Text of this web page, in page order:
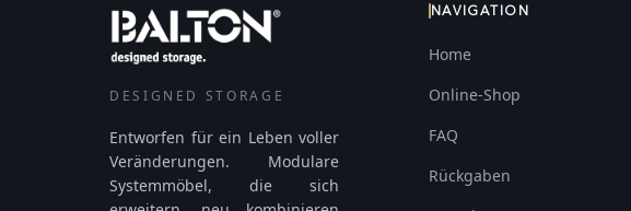
DESIGNED STORAGE
Entworfen für ein Leben voller
Veränderungen. Modulare
Systemmöbel, die sich
NAVIGATION
Home
Online-Shop
FAQ
Rückgaben